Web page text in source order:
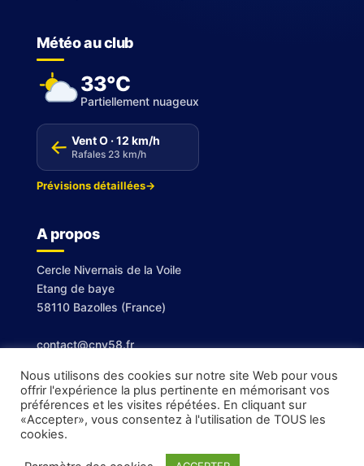
Météo au club
33°C
Partiellement nuageux
↑ Vent O · 12 km/h
Rafales 23 km/h
Prévisions détaillées→
A propos
Cercle Nivernais de la Voile
Etang de baye
58110 Bazolles (France)
contact@cnv58.fr
Nous utilisons des cookies sur notre site Web pour vous
offrir l'expérience la plus pertinente en mémorisant vos
préférences et les visites répétées. En cliquant sur
«Accepter», vous consentez à l'utilisation de TOUS les
cookies.